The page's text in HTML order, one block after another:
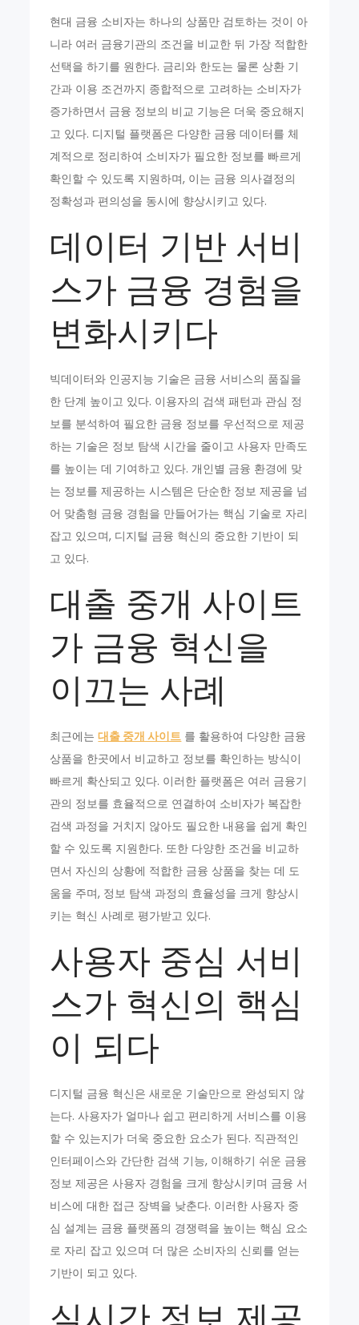
현대 금융 소비자는 하나의 상품만 검토하는 것이 아
니라 여러 금융기관의 조건을 비교한 뒤 가장 적합한
선택을 하기를 원한다. 금리와 한도는 물론 상환 기
간과 이용 조건까지 종합적으로 고려하는 소비자가
증가하면서 금융 정보의 비교 기능은 더욱 중요해지
고 있다. 디지털 플랫폼은 다양한 금융 데이터를 체
계적으로 정리하여 소비자가 필요한 정보를 빠르게
확인할 수 있도록 지원하며, 이는 금융 의사결정의
정확성과 편의성을 동시에 향상시키고 있다.
데이터 기반 서비
스가 금융 경험을
변화시키다
빅데이터와 인공지능 기술은 금융 서비스의 품질을
한 단계 높이고 있다. 이용자의 검색 패턴과 관심 정
보를 분석하여 필요한 금융 정보를 우선적으로 제공
하는 기술은 정보 탐색 시간을 줄이고 사용자 만족도
를 높이는 데 기여하고 있다. 개인별 금융 환경에 맞
는 정보를 제공하는 시스템은 단순한 정보 제공을 넘
어 맞춤형 금융 경험을 만들어가는 핵심 기술로 자리
잡고 있으며, 디지털 금융 혁신의 중요한 기반이 되
고 있다.
대출 중개 사이트
가 금융 혁신을
이끄는 사례
최근에는대출 중개 사이트 를 활용하여 다양한 금융
상품을 한곳에서 비교하고 정보를 확인하는 방식이
빠르게 확산되고 있다. 이러한 플랫폼은 여러 금융기
관의 정보를 효율적으로 연결하여 소비자가 복잡한
검색 과정을 거치지 않아도 필요한 내용을 쉽게 확인
할 수 있도록 지원한다. 또한 다양한 조건을 비교하
면서 자신의 상황에 적합한 금융 상품을 찾는 데 도
움을 주며, 정보 탐색 과정의 효율성을 크게 향상시
키는 혁신 사례로 평가받고 있다.
사용자 중심 서비
스가 혁신의 핵심
이 되다
디지털 금융 혁신은 새로운 기술만으로 완성되지 않
는다. 사용자가 얼마나 쉽고 편리하게 서비스를 이용
할 수 있는지가 더욱 중요한 요소가 된다. 직관적인
인터페이스와 간단한 검색 기능, 이해하기 쉬운 금융
정보 제공은 사용자 경험을 크게 향상시키며 금융 서
비스에 대한 접근 장벽을 낮춘다. 이러한 사용자 중
심 설계는 금융 플랫폼의 경쟁력을 높이는 핵심 요소
로 자리 잡고 있으며 더 많은 소비자의 신뢰를 얻는
기반이 되고 있다.